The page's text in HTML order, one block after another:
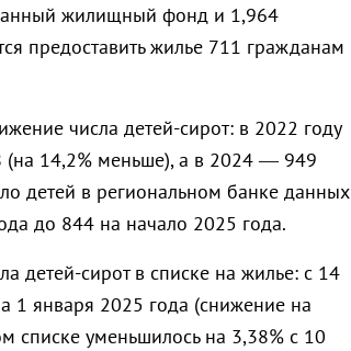
жилищный фонд и 1,964
предоставить жилье 711 гражданам
числа детей-сирот: в 2022 году
14,2% меньше), а в 2024 — 949
детей в региональном банке данных
до 844 на начало 2025 года.
детей-сирот в списке на жилье: с 14
1 января 2025 года (снижение на
списке уменьшилось на 3,38% с 10